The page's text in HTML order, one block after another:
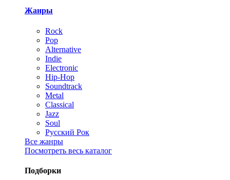
Жанры
Rock
Pop
Alternative
Indie
Electronic
Hip-Hop
Soundtrack
Metal
Classical
Jazz
Soul
Русский Рок
Все жанры
Посмотреть весь каталог
Подборки